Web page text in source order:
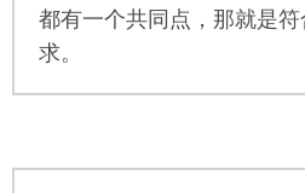
都有一个共同点，那就是符
求。